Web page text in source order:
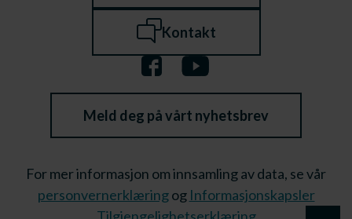
Kontakt
Meld deg på vårt nyhetsbrev
For mer informasjon om innsamling av data, se vår
personvernerklæringog Informasjonskapsler